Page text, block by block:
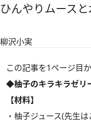
ひんやりムース
柳沢小実
この記事を1ページ目
◆柚子のキラキラゼリ
【材料】
・柚子ジュース(先生